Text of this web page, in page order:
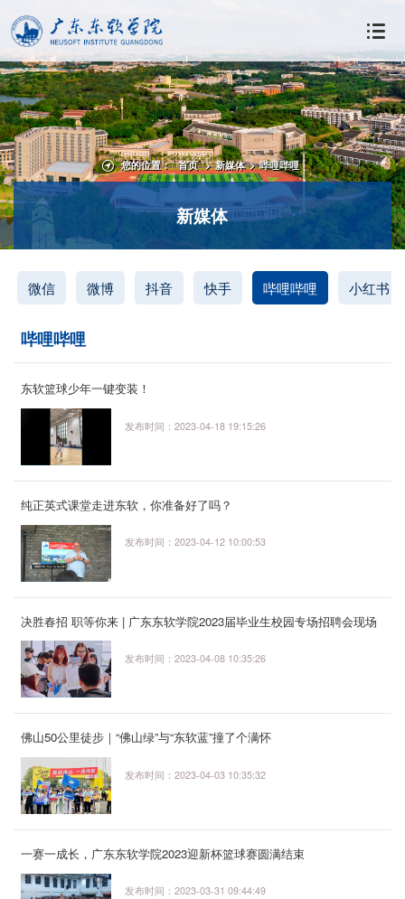
您的位置： 首页 > 新媒体 > 哔哩哔哩
新媒体
微信 微博 抖音 快手 哔哩哔哩 小红书
哔哩哔哩
东软篮球少年一键变装！
发布时间：2023-04-18 19:15:26
纯正英式课堂走进东软，你准备好了吗？
发布时间：2023-04-12 10:00:53
决胜春招 职等你来 | 广东东软学院2023届毕业生校园专场招聘会现场
发布时间：2023-04-08 10:35:26
佛山50公里徒步｜“佛山绿”与“东软蓝”撞了个满怀
发布时间：2023-04-03 10:35:32
一赛一成长，广东东软学院2023迎新杯篮球赛圆满结束
发布时间：2023-03-31 09:44:49